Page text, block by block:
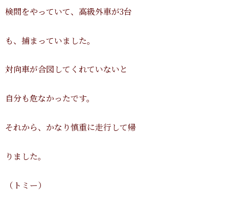
検問をやっていて、高級外車が3台
も、捕まっていました。
対向車が合図してくれていないと
自分も危なかったです。
それから、かなり慎重に走行して帰
りました。
（トミー）